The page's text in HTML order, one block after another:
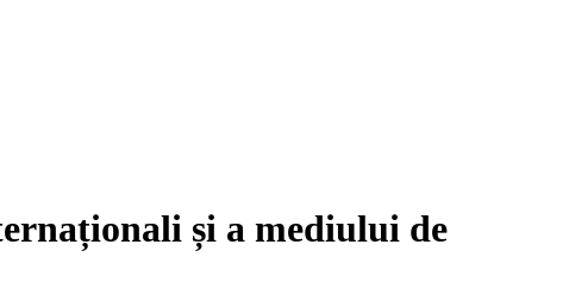
și a mediului de